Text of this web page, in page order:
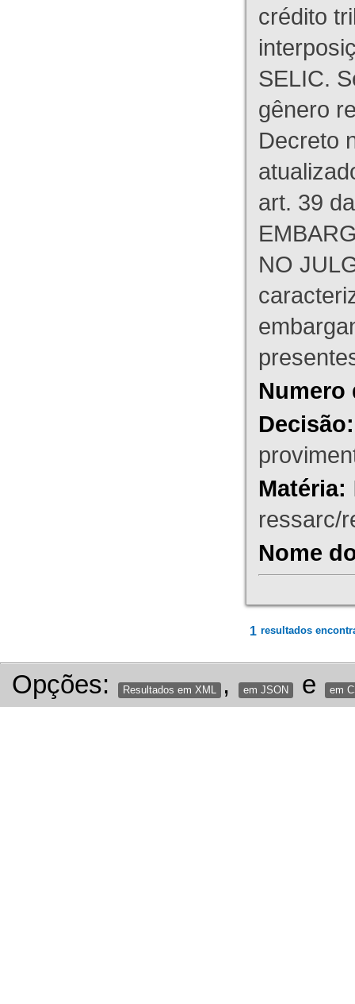
crédito
SELIC.
gênero
Decreto
art. 39
NO
Numero
Decisão:
Matéria:
ressarc/
Nome
1 resultados
Opções: Resultados em XML , em JSON e em